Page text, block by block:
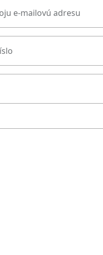
e-mailovú adresu